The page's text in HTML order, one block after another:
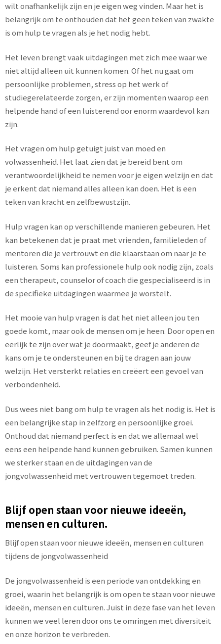
wilt onafhankelijk zijn en je eigen weg vinden. Maar het is
belangrijk om te onthouden dat het geen teken van zwakte
is om hulp te vragen als je het nodig hebt.
Het leven brengt vaak uitdagingen met zich mee waar we
niet altijd alleen uit kunnen komen. Of het nu gaat om
persoonlijke problemen, stress op het werk of
studiegerelateerde zorgen, er zijn momenten waarop een
helpende hand of een luisterend oor enorm waardevol kan
zijn.
Het vragen om hulp getuigt juist van moed en
volwassenheid. Het laat zien dat je bereid bent om
verantwoordelijkheid te nemen voor je eigen welzijn en dat
je erkent dat niemand alles alleen kan doen. Het is een
teken van kracht en zelfbewustzijn.
Hulp vragen kan op verschillende manieren gebeuren. Het
kan betekenen dat je praat met vrienden, familieleden of
mentoren die je vertrouwt en die klaarstaan om naar je te
luisteren. Soms kan professionele hulp ook nodig zijn, zoals
een therapeut, counselor of coach die gespecialiseerd is in
de specifieke uitdagingen waarmee je worstelt.
Het mooie van hulp vragen is dat het niet alleen jou ten
goede komt, maar ook de mensen om je heen. Door open en
eerlijk te zijn over wat je doormaakt, geef je anderen de
kans om je te ondersteunen en bij te dragen aan jouw
welzijn. Het versterkt relaties en creëert een gevoel van
verbondenheid.
Dus wees niet bang om hulp te vragen als het nodig is. Het is
een belangrijke stap in zelfzorg en persoonlijke groei.
Onthoud dat niemand perfect is en dat we allemaal wel
eens een helpende hand kunnen gebruiken. Samen kunnen
we sterker staan en de uitdagingen van de
jongvolwassenheid met vertrouwen tegemoet treden.
Blijf open staan voor nieuwe ideeën,
mensen en culturen.
Blijf open staan voor nieuwe ideeën, mensen en culturen
tijdens de jongvolwassenheid
De jongvolwassenheid is een periode van ontdekking en
groei, waarin het belangrijk is om open te staan voor nieuwe
ideeën, mensen en culturen. Juist in deze fase van het leven
kunnen we veel leren door ons te omringen met diversiteit
en onze horizon te verbreden.